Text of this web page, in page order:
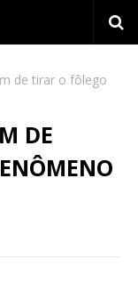
de tirar o fôlego
DE